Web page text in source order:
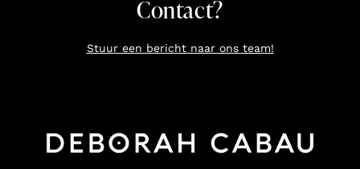
Contact?
Stuur een bericht naar ons team!